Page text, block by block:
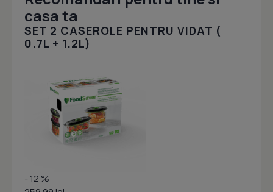
casa ta
SET 2 CASEROLE PENTRU VIDAT (
0.7L + 1.2L)
- 12 %